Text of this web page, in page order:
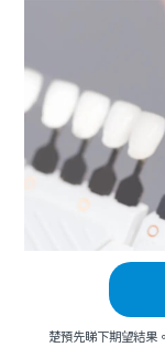
楚預先睇下期望結果。